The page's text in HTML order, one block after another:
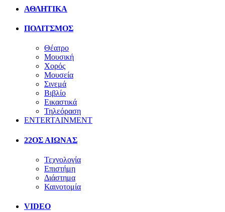
ΑΘΛΗΤΙΚΑ
ΠΟΛΙΤΣΜΟΣ
Θέατρο
Μουσική
Χορός
Μουσεία
Σινεμά
Βιβλίο
Εικαστικά
Τηλεόραση
ENTERTAINMENT
22ΟΣ ΑΙΩΝΑΣ
Τεχνολογία
Επιστήμη
Διάστημα
Καινοτομία
VIDEO